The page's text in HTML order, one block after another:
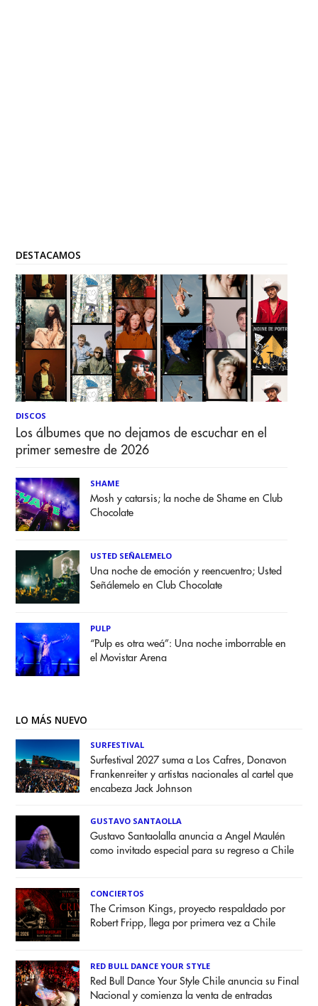
DESTACAMOS
DISCOS
Los álbumes que no dejamos de escuchar en el
primer semestre de 2026
SHAME
Mosh y catarsis; la noche de Shame en Club
Chocolate
USTED SEÑALEMELO
Una noche de emoción y reencuentro; Usted
Señálemelo en Club Chocolate
PULP
“Pulp es otra weá”: Una noche imborrable en
el Movistar Arena
LO MÁS NUEVO
SURFESTIVAL
Surfestival 2027 suma a Los Cafres, Donavon
Frankenreiter y artistas nacionales al cartel que
encabeza Jack Johnson
GUSTAVO SANTAOLLA
Gustavo Santaolalla anuncia a Angel Maulén
como invitado especial para su regreso a Chile
CONCIERTOS
The Crimson Kings, proyecto respaldado por
Robert Fripp, llega por primera vez a Chile
RED BULL DANCE YOUR STYLE
Red Bull Dance Your Style Chile anuncia su Final
Nacional y comienza la venta de entradas